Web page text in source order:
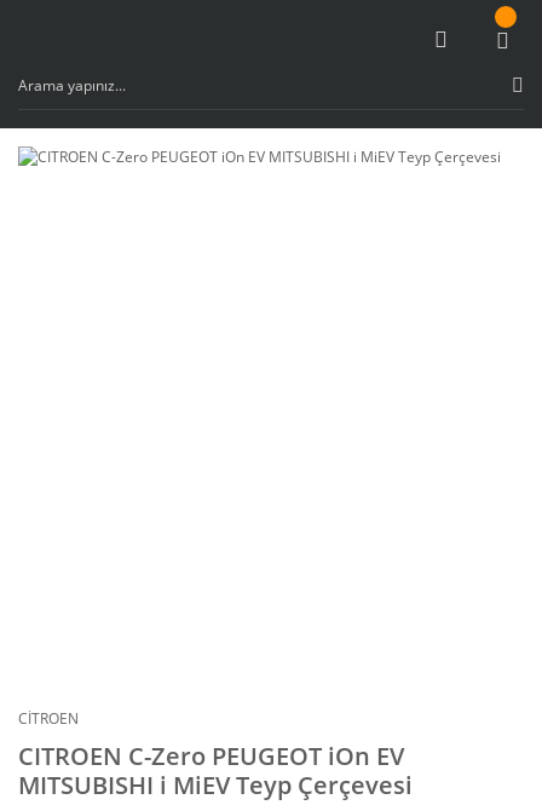
CİTROEN
CITROEN C-Zero PEUGEOT iOn EV
MITSUBISHI i MiEV Teyp Çerçevesi